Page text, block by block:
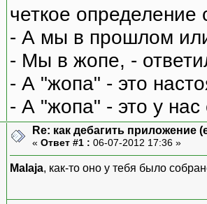
четкое
- А мы в прошлом
- Мы в жопе, -
- А "жопа" - это
- А "жопа" - это у
Re: как дебагить приложение
« Ответ #1 : 06-07-2012 17:36 »
Malaja, как-то оно у тебя было